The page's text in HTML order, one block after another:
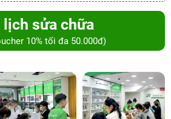
sửa chữa
10% tối đa 50.000đ)